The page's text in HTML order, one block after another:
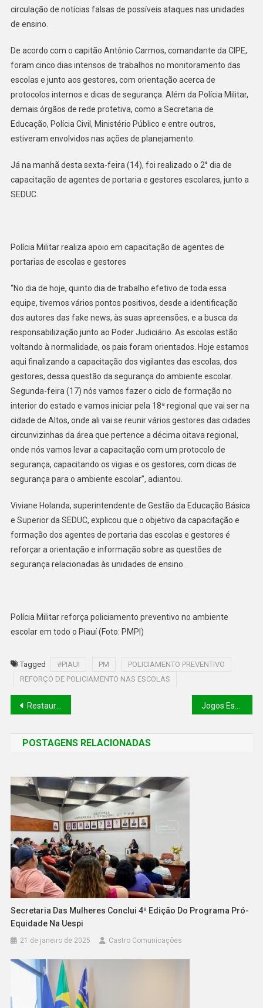
circulação de notícias falsas de possíveis ataques nas unidades
de ensino.
De acordo com o capitão Antônio Carmos, comandante da CIPE,
foram cinco dias intensos de trabalhos no monitoramento das
escolas e junto aos gestores, com orientação acerca de
protocolos internos e dicas de segurança. Além da Polícia Militar,
demais órgãos de rede protetiva, como a Secretaria de
Educação, Polícia Civil, Ministério Público e entre outros,
estiveram envolvidos nas ações de planejamento.
Já na manhã desta sexta-feira (14), foi realizado o 2° dia de
capacitação de agentes de portaria e gestores escolares, junto a
SEDUC.
Polícia Militar realiza apoio em capacitação de agentes de
portarias de escolas e gestores
“No dia de hoje, quinto dia de trabalho efetivo de toda essa
equipe, tivemos vários pontos positivos, desde a identificação
dos autores das fake news, às suas apreensões, e a busca da
responsabilização junto ao Poder Judiciário. As escolas estão
voltando à normalidade, os pais foram orientados. Hoje estamos
aqui finalizando a capacitação dos vigilantes das escolas, dos
gestores, dessa questão da segurança do ambiente escolar.
Segunda-feira (17) nós vamos fazer o ciclo de formação no
interior do estado e vamos iniciar pela 18ª regional que vai ser na
cidade de Altos, onde ali vai se reunir vários gestores das cidades
circunvizinhas da área que pertence a décima oitava regional,
onde nós vamos levar a capacitação com um protocolo de
segurança, capacitando os vigias e os gestores, com dicas de
segurança para o ambiente escolar”, adiantou.
Viviane Holanda, superintendente de Gestão da Educação Básica
e Superior da SEDUC, explicou que o objetivo da capacitação e
formação dos agentes de portaria das escolas e gestores é
reforçar a orientação e informação sobre as questões de
segurança relacionadas às unidades de ensino.
Polícia Militar reforça policiamento preventivo no ambiente
escolar em todo o Piauí (Foto: PMPI)
Tagged #PIAUI PM
POLICIAMENTO PREVENTIVO
REFORÇO DE POLICIAMENTO NAS ESCOLAS
Restaurante serve sobremesa inusitada por R$ 1,5 mil no chinelo e choca internautas
POSTAGENS RELACIONADAS
Secretaria Das Mulheres Conclui 4ª Edição Do Programa Pró-
Equidade Na Uespi
21 de janeiro de 2025 Castro Comunicações